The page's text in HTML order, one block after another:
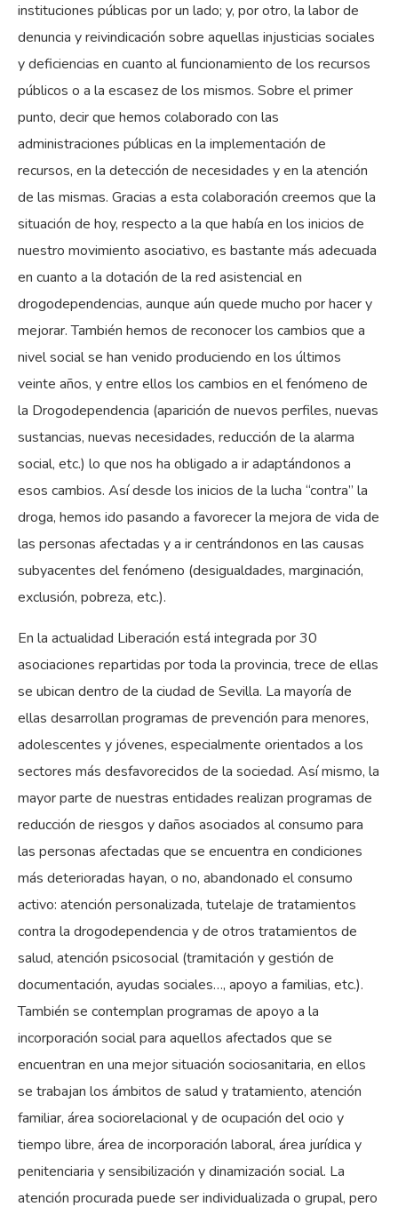
instituciones públicas por un lado; y, por otro, la labor de
denuncia y reivindicación sobre aquellas injusticias sociales
y deficiencias en cuanto al funcionamiento de los recursos
públicos o a la escasez de los mismos. Sobre el primer
punto, decir que hemos colaborado con las
administraciones públicas en la implementación de
recursos, en la detección de necesidades y en la atención
de las mismas. Gracias a esta colaboración creemos que la
situación de hoy, respecto a la que había en los inicios de
nuestro movimiento asociativo, es bastante más adecuada
en cuanto a la dotación de la red asistencial en
drogodependencias, aunque aún quede mucho por hacer y
mejorar. También hemos de reconocer los cambios que a
nivel social se han venido produciendo en los últimos
veinte años, y entre ellos los cambios en el fenómeno de
la Drogodependencia (aparición de nuevos perfiles, nuevas
sustancias, nuevas necesidades, reducción de la alarma
social, etc.) lo que nos ha obligado a ir adaptándonos a
esos cambios. Así desde los inicios de la lucha “contra” la
droga, hemos ido pasando a favorecer la mejora de vida de
las personas afectadas y a ir centrándonos en las causas
subyacentes del fenómeno (desigualdades, marginación,
exclusión, pobreza, etc.).
En la actualidad Liberación está integrada por 30
asociaciones repartidas por toda la provincia, trece de ellas
se ubican dentro de la ciudad de Sevilla. La mayoría de
ellas desarrollan programas de prevención para menores,
adolescentes y jóvenes, especialmente orientados a los
sectores más desfavorecidos de la sociedad. Así mismo, la
mayor parte de nuestras entidades realizan programas de
reducción de riesgos y daños asociados al consumo para
las personas afectadas que se encuentra en condiciones
más deterioradas hayan, o no, abandonado el consumo
activo: atención personalizada, tutelaje de tratamientos
contra la drogodependencia y de otros tratamientos de
salud, atención psicosocial (tramitación y gestión de
documentación, ayudas sociales…, apoyo a familias, etc.).
También se contemplan programas de apoyo a la
incorporación social para aquellos afectados que se
encuentran en una mejor situación sociosanitaria, en ellos
se trabajan los ámbitos de salud y tratamiento, atención
familiar, área sociorelacional y de ocupación del ocio y
tiempo libre, área de incorporación laboral, área jurídica y
penitenciaria y sensibilización y dinamización social. La
atención procurada puede ser individualizada o grupal, pero